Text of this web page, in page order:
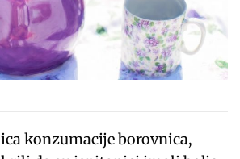
konzumacije borovnica,